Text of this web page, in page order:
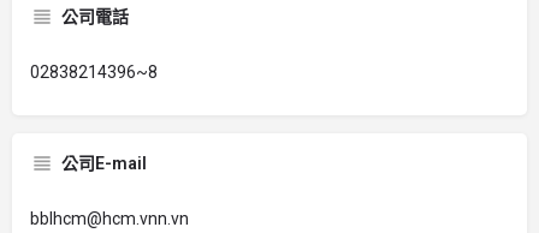
公司電話
02838214396~8
公司E-mail
bblhcm@hcm.vnn.vn